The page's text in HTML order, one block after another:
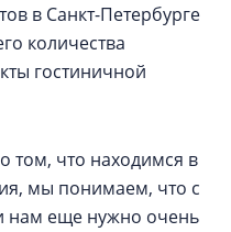
в Санкт-Петербурге
количества
гостиничной
том, что находимся в
мы понимаем, что с
нам еще нужно очень